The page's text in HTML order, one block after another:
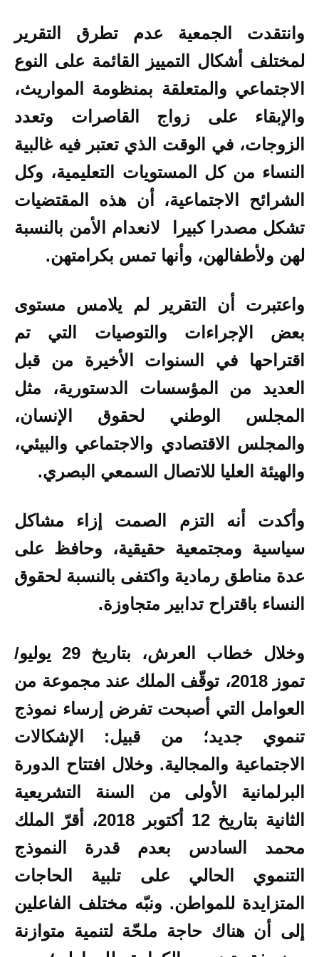
وانتقدت الجمعية عدم تطرق التقرير
لمختلف أشكال التمييز القائمة على النوع
الاجتماعي والمتعلقة بمنظومة المواريث،
والإبقاء على زواج القاصرات وتعدد
الزوجات، في الوقت الذي تعتبر فيه غالبية
النساء من كل المستويات التعليمية، وكل
الشرائح الاجتماعية، أن هذه المقتضيات
تشكل مصدرا كبيرا لانعدام الأمن بالنسبة
لهن ولأطفالهن، وأنها تمس بكرامتهن.
واعتبرت أن التقرير لم يلامس مستوى
بعض الإجراءات والتوصيات التي تم
اقتراحها في السنوات الأخيرة من قبل
العديد من المؤسسات الدستورية، مثل
المجلس الوطني لحقوق الإنسان،
والمجلس الاقتصادي والاجتماعي والبيئي،
والهيئة العليا للاتصال السمعي البصري.
وأكدت أنه التزم الصمت إزاء مشاكل
سياسية ومجتمعية حقيقية، وحافظ على
عدة مناطق رمادية واكتفى بالنسبة لحقوق
النساء باقتراح تدابير متجاوزة.
وخلال خطاب العرش، بتاريخ 29 يوليو/
تموز 2018، توقّف الملك عند مجموعة من
العوامل التي أصبحت تفرض إرساء نموذج
تنموي جديد؛ من قبيل: الإشكالات
الاجتماعية والمجالية. وخلال افتتاح الدورة
البرلمانية الأولى من السنة التشريعية
الثانية بتاريخ 12 أكتوبر 2018، أقرّ الملك
محمد السادس بعدم قدرة النموذج
التنموي الحالي على تلبية الحاجات
المتزايدة للمواطن. ونبّه مختلف الفاعلين
إلى أن هناك حاجة ملحّة لتنمية متوازنة